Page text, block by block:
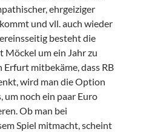
ehrgeiziger
und vll. auch wieder
besteht die
um ein Jahr zu
Erfurt mitbekäme, dass RB
wird man die Option
um noch ein paar Euro
Ob man bei
Spiel mitmacht, scheint